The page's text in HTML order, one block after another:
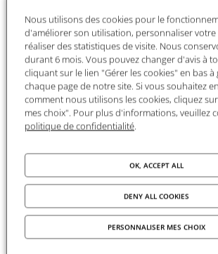
(Science et Pseudo-science, Agone,
Publique, Esprit ou Diogène). Aussi
que soit ces initiatives, toutes se
sur quatre thématiques :
La présentation des théories du
caractéristiques, leurs fonctions
d'adhésion.
Les aspects relatifs à la rhétorique
conspirationniste.
Les liens supposés ou réels entre
critique et théories du complot
l'utilisation de ces dernières
Nous utilisons des cookies pour le
d'améliorer son utilisation, personnaliser votre
réaliser des statistiques de visite. Nous
durant 6 mois. Vous pouvez changer d'avis à
cliquant sur le lien "Gérer les cookies" en bas à
chaque page de notre site. Si vous souhaitez
comment nous utilisons les cookies, cliquez
mes choix". Pour plus d'informations, veuillez
politique de confidentialité.
OK, ACCEPT ALL
DENY ALL COOKIES
PERSONNALISER MES CHOIX